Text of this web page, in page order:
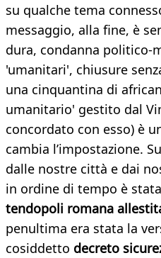
su qualche tema
messaggio, alla fine, è
dura, condanna politico-
'umanitari', chiusure
una cinquantina di
umanitario' gestito dal
concordato con esso) è
cambia l’impostazione.
dalle nostre città e dai
in ordine di tempo è
tendopoli romana
penultima era stata la
cosiddetto decreto